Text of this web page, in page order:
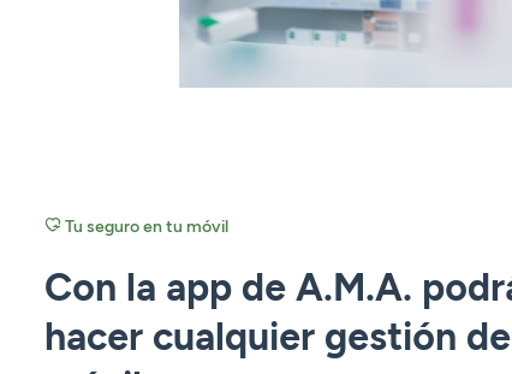
Tu seguro en tu móvil
Con la app de A.M.A.
hacer cualquier gestión